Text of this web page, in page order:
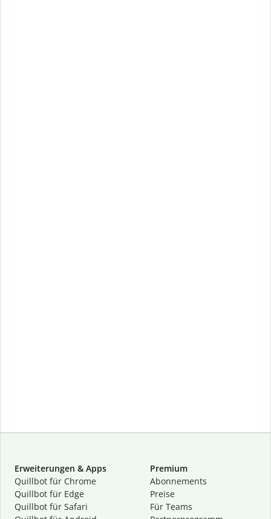
Erweiterungen & Apps
Quillbot für Chrome
Quillbot für Edge
Quillbot für Safari
Premium
Abon­ne­ments
Preise
Für Teams